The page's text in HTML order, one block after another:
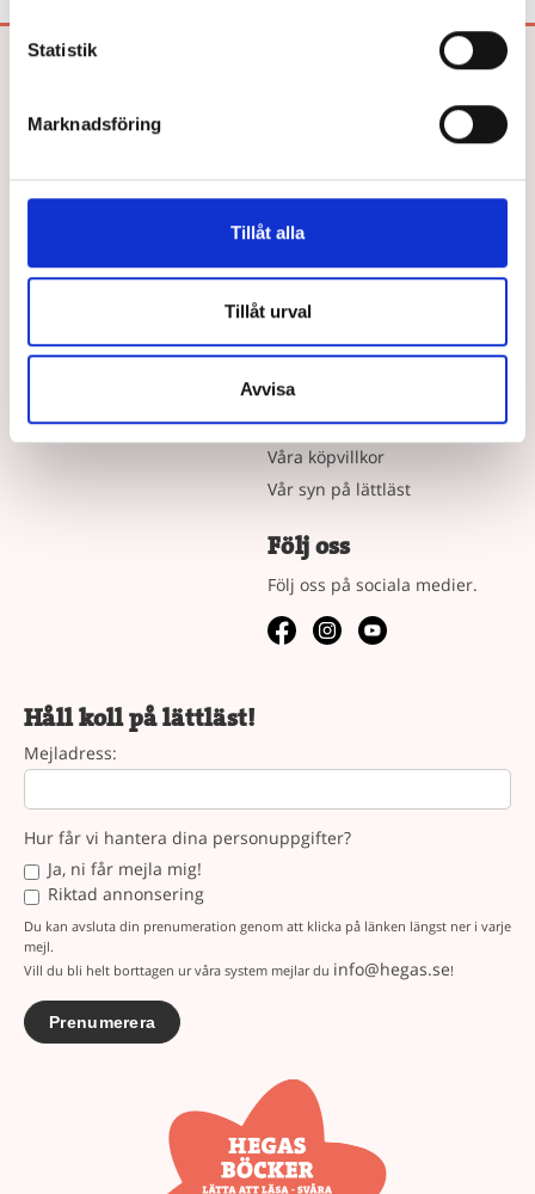
Statistik
Marknadsföring
Tillåt alla
Tillåt urval
Avvisa
Drottninggatan 26
252 21 HELSINGBORG
Lättlästa böcker efter ålder
Om oss
Författare
Jobba hos oss
Vad är läsnycklar?
Våra köpvillkor
Vår syn på lättläst
Följ oss
Följ oss på sociala medier.
Håll koll på lättläst!
Mejladress:
Hur får vi hantera dina personuppgifter?
Ja, ni får mejla mig!
Riktad annonsering
Du kan avsluta din prenumeration genom att klicka på länken längst ner i varje
mejl.
Vill du bli helt borttagen ur våra system mejlar du info@hegas.se!